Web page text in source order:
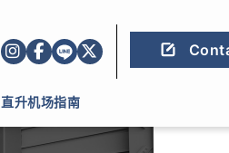
直升机场指南